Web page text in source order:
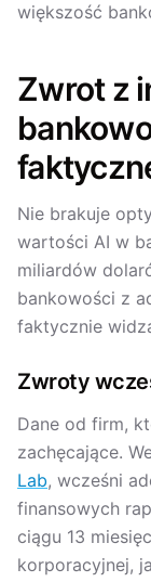
większość
Zwrot z
Nie brakuje
wartości AI w
miliardów
bankowości z
faktycznie
Zwroty
Dane od firm,
zachęcające.
Lab, wcześni
finansowych
ciągu 13
korporacyjnej,